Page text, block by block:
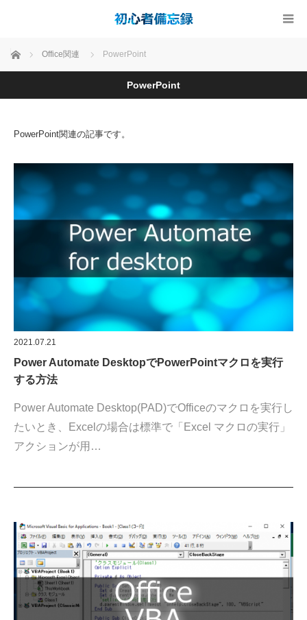
ホーム Office関連 PowerPoint
PowerPoint
PowerPoint関連の記事です。
2021.07.21
Power Automate DesktopでPowerPointマクロを実行
する方法
Power Automate Desktop(PAD)でOfficeのマクロを実行し
たいとき、Excelの場合は標準で「Excel マクロの実行」
アクションが用…